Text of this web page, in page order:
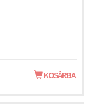
KOSÁRBA